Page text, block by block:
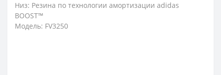
Низ: Резина по технологии амортизации adidas
BOOST™
Модель: FV3250